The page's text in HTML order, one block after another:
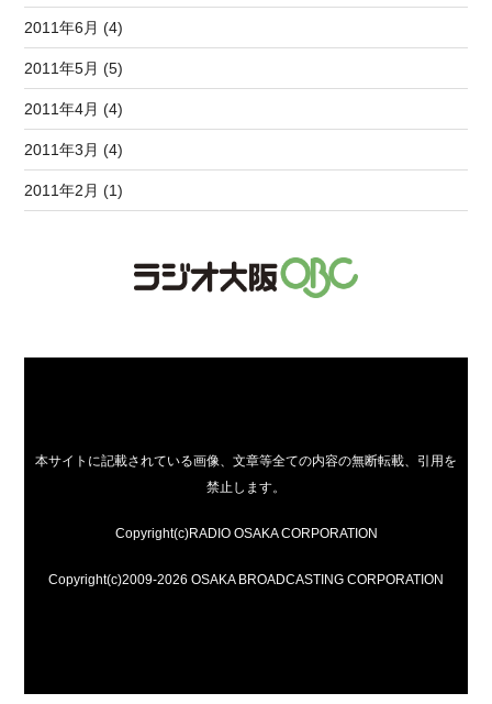
2011年6月 (4)
2011年5月 (5)
2011年4月 (4)
2011年3月 (4)
2011年2月 (1)
本サイトに記載されている画像、文章等全ての内容の無断転載、引用を
禁止します。
Copyright(c)RADIO OSAKA CORPORATION
Copyright(c)2009-2026 OSAKA BROADCASTING CORPORATION